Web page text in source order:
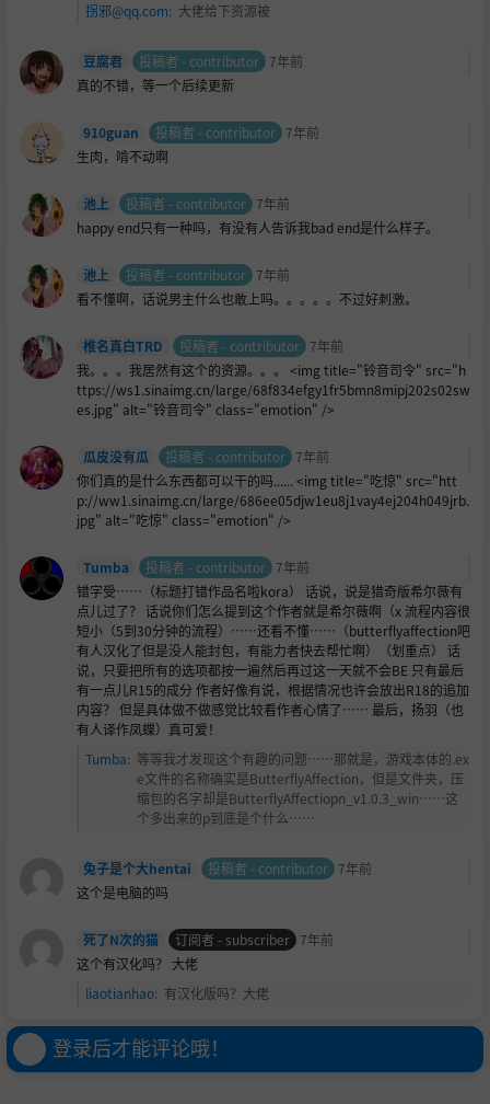
拐邪@qq.com: 大佬给下资源被
豆腐君 投稿者 - contributor 7年前
真的不错，等一个后续更新
910guan 投稿者 - contributor 7年前
生肉，啃不动啊
池上 投稿者 - contributor 7年前
happy end只有一种吗，有没有人告诉我bad end是什么样子。
池上 投稿者 - contributor 7年前
看不懂啊，话说男主什么也敢上吗。。。。。不过好刺激。
椎名真白TRD 投稿者 - contributor 7年前
我。。。我居然有这个的资源。。。 <img title="铃音司令" src="h
ttps://ws1.sinaimg.cn/large/68f834efgy1fr5bmn8mipj202s02sw
es.jpg" alt="铃音司令" class="emotion" />
瓜皮没有瓜 投稿者 - contributor 7年前
你们真的是什么东西都可以干的吗...... <img title="吃惊" src="htt
p://ww1.sinaimg.cn/large/686ee05djw1eu8j1vay4ej204h049jrb.
jpg" alt="吃惊" class="emotion" />
Tumba 投稿者 - contributor 7年前
错字受……（标题打错作品名啦kora） 话说，说是猎奇版希尔薇有
点儿过了？ 话说你们怎么提到这个作者就是希尔薇啊（x 流程内容很
短小（5到30分钟的流程）……还看不懂……（butterflyaffection吧
有人汉化了但是没人能封包，有能力者快去帮忙啊）（划重点） 话
说，只要把所有的选项都按一遍然后再过这一天就不会BE 只有最后
有一点儿R15的成分 作者好像有说，根据情况也许会放出R18的追加
内容？ 但是具体做不做感觉比较看作者心情了…… 最后，扬羽（也
有人译作凤蝶）真可爱！
Tumba: 等等我才发现这个有趣的问题……那就是，游戏本体的.ex
e文件的名称确实是ButterflyAffection，但是文件夹，压
缩包的名字却是ButterflyAffectiopn_v1.0.3_win……这
个多出来的p到底是个什么……
兔子是个大hentai 投稿者 - contributor 7年前
这个是电脑的吗
死了N次的猫 订阅者 - subscriber 7年前
这个有汉化吗？ 大佬
liaotianhao: 有汉化版吗？大佬
登录后才能评论哦！